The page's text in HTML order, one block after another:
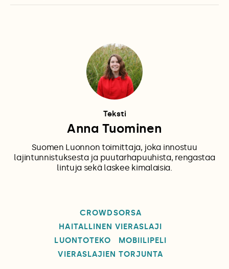
Teksti
Anna Tuominen
Suomen Luonnon toimittaja, joka innostuu
lajintunnistuksesta ja puutarhapuuhista, rengastaa
lintuja sekä laskee kimalaisia.
CROWDSORSA
HAITALLINEN VIERASLAJI
LUONTOTEKO
MOBIILIPELI
VIERASLAJIEN TORJUNTA